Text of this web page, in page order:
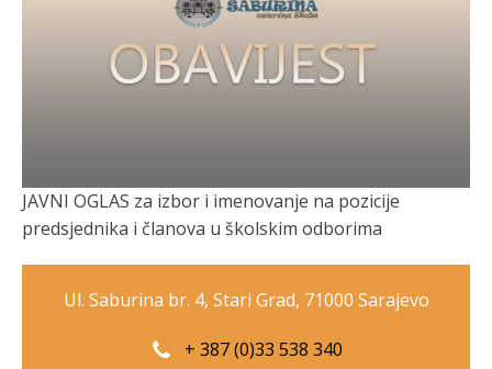
JAVNI OGLAS za izbor i imenovanje na pozicije
predsjednika i članova u školskim odborima
Ul. Saburina br. 4, Stari Grad, 71000 Sarajevo
+ 387 (0)33 538 340